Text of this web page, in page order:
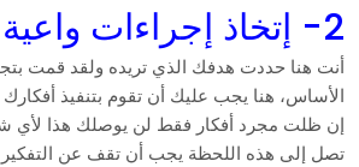
2- إتخاذ إجراءات واعية
أنت هنا حددت هدفك الذي تريده ولقد قمت
الأساس، هنا يجب عليك أن تقوم بتنفيذ
إن ظلت مجرد أفكار فقط لن يوصلك هذا لأي
تصل إلى هذه اللحظة يجب أن تقف عن التفكير